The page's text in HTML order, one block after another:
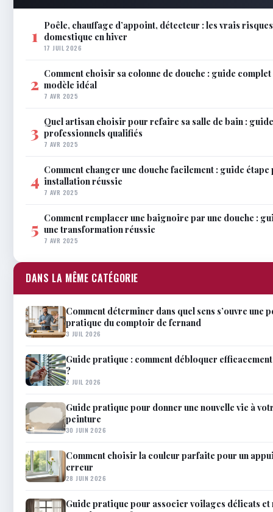
1
Poêle, chauffage d’appoint, détecteur : les vrais
domestique en hiver
17 JUIL 2026
2 Comment choisir sa colonne de douche : guide
modèle idéal
7 AVR 2025
3 Quel artisan choisir pour refaire sa salle de bain :
professionnels qualifiés
7 AVR 2025
4 Comment changer une douche facilement : guide
installation réussie
7 AVR 2025
5 Comment remplacer une baignoire par une douche :
une transformation réussie
7 AVR 2025
DANS LA MÊME CATÉGORIE
Comment déterminer dans quel sens s’ouvre une
pratique du comptoir de fernand
3 JUIL 2026
Guide pratique : comment débloquer
?
2 JUIL 2026
Guide pratique pour donner une nouvelle vie à
peinture
30 JUIN 2026
Comment choisir la couleur parfaite pour un
erreur
28 JUIN 2026
Guide pratique pour associer voilages délicats